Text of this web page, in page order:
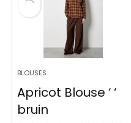
BLOUSES
Apricot Blouse ‘ ‘
bruin